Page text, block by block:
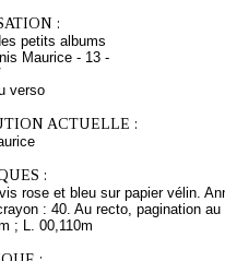
:
petits albums
Maurice - 13 -
verso
ACTUELLE :
:
rose et bleu sur papier vélin.
: 40. Au recto, pagination
; L. 00,110m